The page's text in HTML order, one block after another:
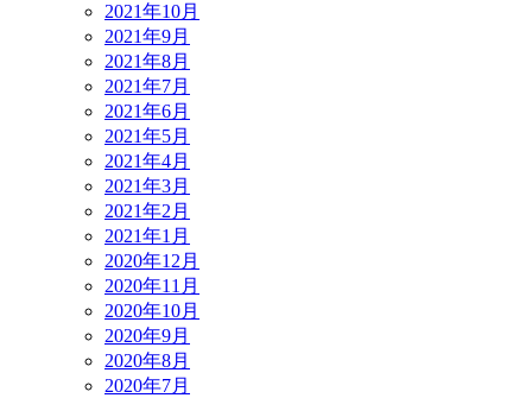
2021年10月
2021年9月
2021年8月
2021年7月
2021年6月
2021年5月
2021年4月
2021年3月
2021年2月
2021年1月
2020年12月
2020年11月
2020年10月
2020年9月
2020年8月
2020年7月